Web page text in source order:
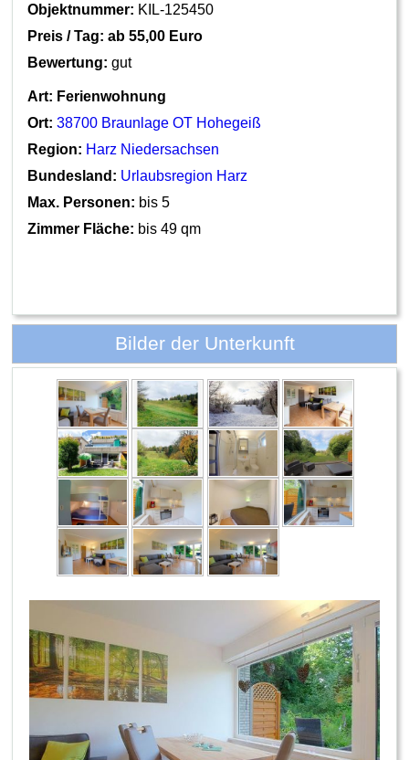
Objektnummer: KIL-125450
Preis / Tag: ab 55,00 Euro
Bewertung: gut
Art: Ferienwohnung
Ort: 38700 Braunlage OT Hohegeiß
Region: Harz Niedersachsen
Bundesland: Urlaubsregion Harz
Max. Personen: bis 5
Zimmer Fläche: bis 49 qm
Bilder der Unterkunft